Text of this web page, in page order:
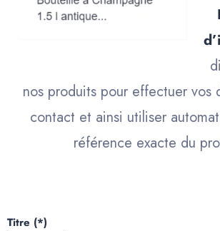
nos produits pour effectuer vos
contact et ainsi utiliser
référence exacte du
Titre (*)